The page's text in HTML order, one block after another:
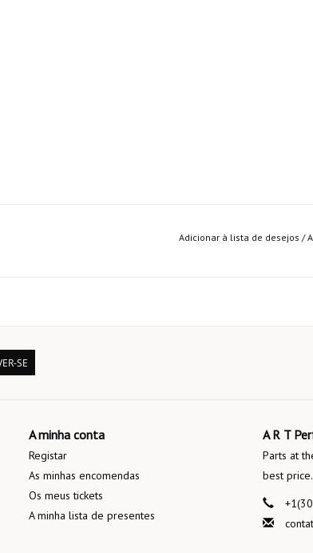
Adicionar à lista de desejos /
SE
A minha conta
Registar
As minhas encomendas
Os meus tickets
A minha lista de presentes
A R T
Parts at
best price.